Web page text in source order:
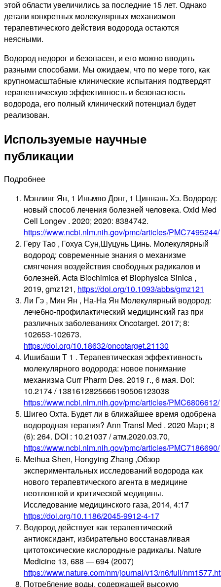
этой области увеличились за последние 15 лет. Однако
детали конкретных молекулярных механизмов
терапевтического действия водорода остаются
неясными.
Водород недорог и безопасен, и его можно вводить
разными способами. Мы ожидаем, что по мере того, как
крупномасштабные клинические испытания подтвердят
терапевтическую эффективность и безопасность
водорода, его полный клинический потенциал будет
реализован.
Используемые научные
публикации
Подробнее
Мэнлинг Ян, 1 Иньмяо Донг, 1 Циннань Хэ. Водород:
новый способ лечения болезней человека. Oxid Med
Cell Longev . 2020; 2020: 8384742.
https://www.ncbi.nlm.nih.gov/pmc/articles/PMC7495244/
Геру Тао , Гохуа Сун,Шуцунь Цинь. Молекулярный
водород: современные знания о механизме
смягчения воздействия свободных радикалов и
болезней. Acta Biochimica et Biophysica Sinica ,
2019, gmz121, https://doi.org/10.1093/abbs/gmz121
Ли Гэ , Мин Ян , На-На Ян Молекулярный водород:
лечебно-профилактический медицинский газ при
различных заболеваниях Oncotarget. 2017; 8:
102653-102673.
https://doi.org/10.18632/oncotarget.21130
Ишибаши Т 1 . Терапевтическая эффективность
молекулярного водорода: новое понимание
механизма Curr Pharm Des. 2019 г., 6 мая. Doi:
10.2174 / 1381612825666190506123038
https://www.ncbi.nlm.nih.gov/pmc/articles/PMC6806612/
Шигео Охта. Будет ли в ближайшее время одобрена
водородная терапия? Ann Transl Med . 2020 Март; 8
(6): 264. DOI : 10.21037 / атм.2020.03.70,
https://www.ncbi.nlm.nih.gov/pmc/articles/PMC7186690/
Meihua Shen, Hongying Zhang ,Обзор
экспериментальных исследований водорода как
нового терапевтического агента в медицине
неотложной и критической медицины.
Исследование медицинского газа, 2014, 4:17
https://doi.org/10.1186/2045-9912-4-17
Водород действует как терапевтический
антиоксидант, избирательно восстанавливая
цитотоксические кислородные радикалы. Nature
Medicine 13, 688 — 694 (2007)
https://www.nature.com/nm/journal/v13/n6/full/
Потребление воды, содержащей высокую